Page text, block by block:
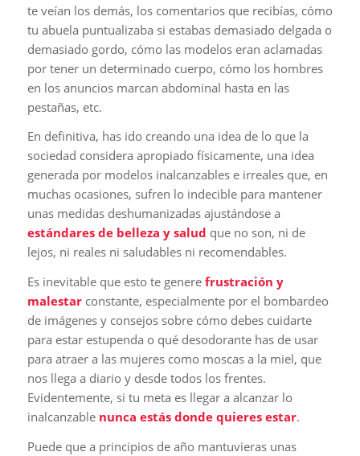
te veían los demás, los comentarios que recibías, cómo
tu abuela puntualizaba si estabas demasiado delgada o
demasiado gordo, cómo las modelos eran aclamadas
por tener un determinado cuerpo, cómo los hombres
en los anuncios marcan abdominal hasta en las
pestañas, etc.
En definitiva, has ido creando una idea de lo que la
sociedad considera apropiado físicamente, una idea
generada por modelos inalcanzables e irreales que, en
muchas ocasiones, sufren lo indecible para mantener
unas medidas deshumanizadas ajustándose a
estándares de belleza y salud que no son, ni de
lejos, ni reales ni saludables ni recomendables.
Es inevitable que esto te genere frustración y
malestar constante, especialmente por el bombardeo
de imágenes y consejos sobre cómo debes cuidarte
para estar estupenda o qué desodorante has de usar
para atraer a las mujeres como moscas a la miel, que
nos llega a diario y desde todos los frentes.
Evidentemente, si tu meta es llegar a alcanzar lo
inalcanzable nunca estás donde quieres estar.
Puede que a principios de año mantuvieras unas